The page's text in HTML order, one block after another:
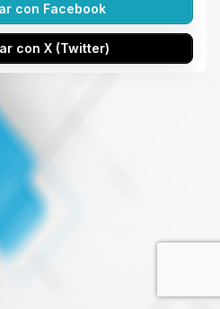
con Facebook
con X (Twitter)